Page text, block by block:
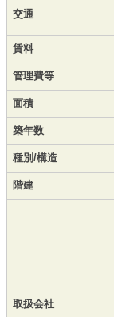
交通
賃料
管理費等
面積
築年数
種別/構造
階建
取扱会社